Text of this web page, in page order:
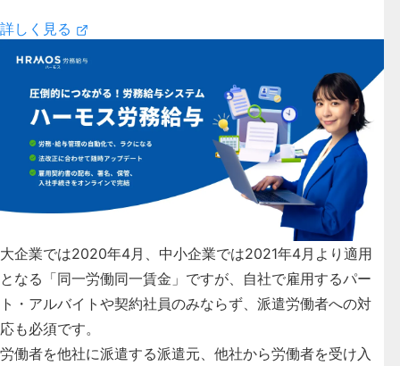
詳しく見る
大企業では2020年4月、中小企業では2021年4月より適用
となる「同一労働同一賃金」ですが、自社で雇用するパー
ト・アルバイトや契約社員のみならず、派遣労働者への対
応も必須です。
労働者を他社に派遣する派遣元、他社から労働者を受け入